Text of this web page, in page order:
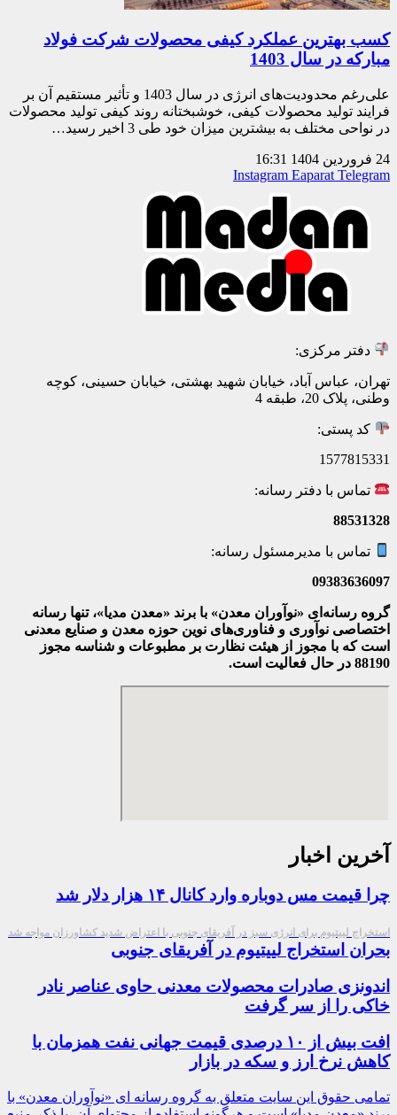
كسب بهترین عملكرد كیفی محصولات شركت فولاد
مباركه در سال 1403
علی‌رغم محدودیت‌های انرژی در سال 1403 و تأثیر مستقیم آن بر
فرایند تولید محصولات کیفی، خوشبختانه روند کیفی تولید محصولات
در نواحی مختلف به بیشترین میزان خود طی 3 اخیر رسید…
24 فروردین 1404
16:31
Instagram Eaparat Telegram
دفتر مرکزی:
تهران، عباس آباد، خیابان شهید بهشتی، خیابان حسینی، کوچه
وطنی، پلاک 20، طبقه 4
کد پستی:
1577815331
تماس با دفتر رسانه:
88531328
تماس با مدیرمسئول رسانه:
09383636097
گروه رسانه‌ای «نوآوران معدن» با برند «معدن مدیا»، تنها رسانه
اختصاصی نوآوری و فناوری‌های نوین حوزه معدن و صنایع معدنی‌
است که با مجوز از هیئت نظارت بر مطبوعات و شناسه مجوز
88190 در حال فعالیت است.
آخرین اخبار
چرا قیمت مس دوباره وارد کانال ۱۴ هزار دلار شد
استخراج لییتیوم برای انرژی سبز در آفریقای جنوبی با اعتراض شدید کشاورزان مواجه شد
بحران استخراج لییتیوم در آفریقای جنوبی
اندونزی صادرات محصولات معدنی حاوی عناصر نادر
خاکی را از سر گرفت
افت بیش از ۱۰ درصدی قیمت جهانی نفت همزمان با
کاهش نرخ ارز و سکه در بازار
تمامی حقوق این سایت متعلق به گروه رسانه ای «نوآوران معدن» با